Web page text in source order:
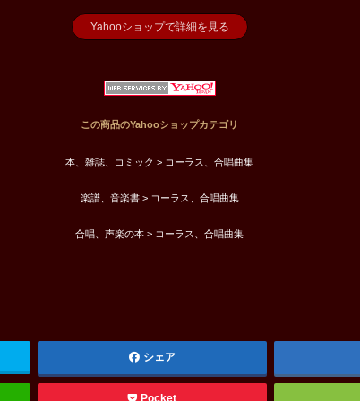
Yahooショップで詳細を見る
この商品のYahooショップカテゴリ
本、雑誌、コミック > コーラス、合唱曲集
楽譜、音楽書 > コーラス、合唱曲集
合唱、声楽の本 > コーラス、合唱曲集
シェア
Pocket